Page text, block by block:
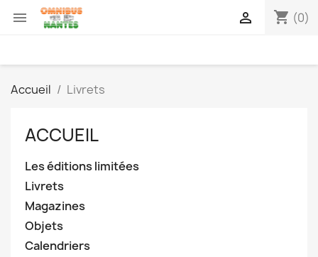
 shopping_cart (0)

Accueil Livrets
ACCUEIL
Les éditions limitées
Livrets
Magazines
Objets
Calendriers